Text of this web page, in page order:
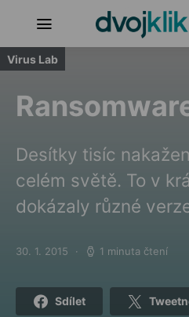
Virus Lab
Desítky tisíc
celém světě. To v
dokázaly různé
Posted on
30. 1. 2015 1 minuta čtení
Sdílet